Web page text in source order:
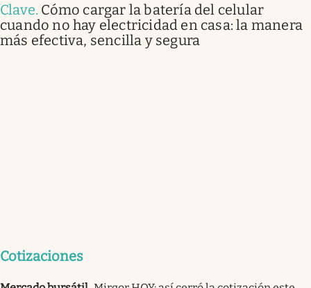
Clave. Cómo cargar la batería del celular
cuando no hay electricidad en casa: la manera
más efectiva, sencilla y segura
Cotizaciones